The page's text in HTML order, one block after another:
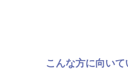
こんな方に向いて